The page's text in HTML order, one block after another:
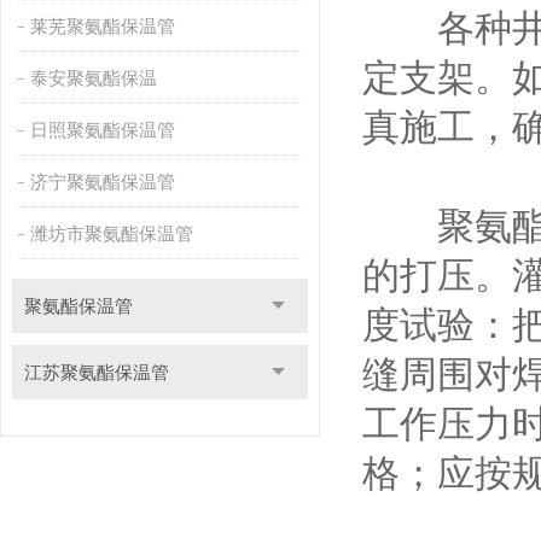
莱芜聚氨酯保温管
泰安聚氨酯保温
日照聚氨酯保温管
济宁聚氨酯保温管
潍坊市聚氨酯保温管
聚氨酯保温管
江苏聚氨酯保温管
各种井
定支架。
真施工，
聚氨酯
的打压。
度试验：
缝周围对
工作压力
格；应按